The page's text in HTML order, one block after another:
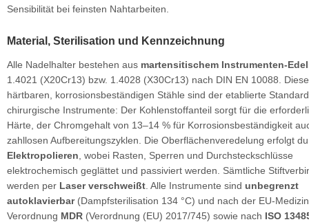
Sensibilität bei feinsten Nahtarbeiten.
Material, Sterilisation und Kennzeichnung
Alle Nadelhalter bestehen aus martensitischem Instrumenten-
1.4021 (X20Cr13) bzw. 1.4028 (X30Cr13) nach DIN EN 10088. Diese
härtbaren, korrosionsbeständigen Stähle sind der etablierte
chirurgische Instrumente: Der Kohlenstoffanteil sorgt für die
Härte, der Chromgehalt von 13–14 % für Korrosionsbeständigkeit
zahllosen Aufbereitungszyklen. Die Oberflächenveredelung erfolgt
Elektropolieren , wobei Rasten, Sperren und Durchsteckschlüsse
elektrochemisch geglättet und passiviert werden. Sämtliche
werden per Laser verschweißt . Alle Instrumente sind unbegrenzt
autoklavierbar(Dampfsterilisation 134 °C) und nach der EU-
Verordnung MDR (Verordnung (EU) 2017/745) sowie nach ISO